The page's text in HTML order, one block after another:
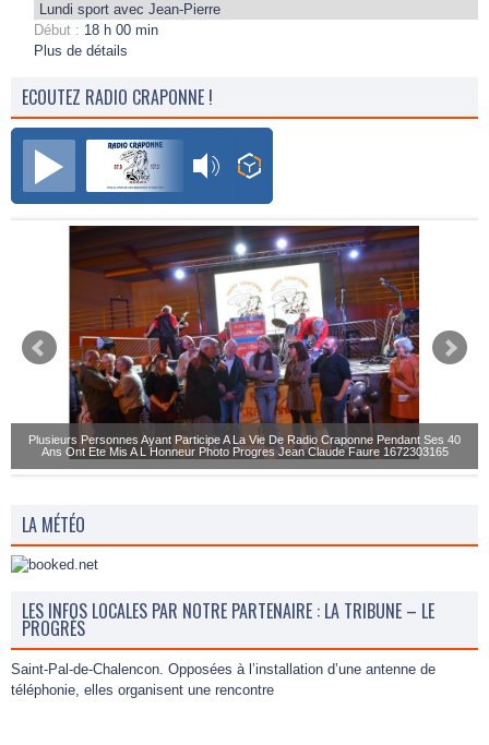
Lundi sport avec Jean-Pierre
Début : 18 h 00 min
Plus de détails
ECOUTEZ RADIO CRAPONNE !
Radio Craponne FM
Plusieurs Personnes Ayant Participe A La Vie De Radio Craponne Pendant Ses 40
Ans Ont Ete Mis A L Honneur Photo Progres Jean Claude Faure 1672303165
LA MÉTÉO
LES INFOS LOCALES PAR NOTRE PARTENAIRE : LA TRIBUNE – LE
PROGRÈS
Saint-Pal-de-Chalencon. Opposées à l’installation d’une antenne de
téléphonie, elles organisent une rencontre